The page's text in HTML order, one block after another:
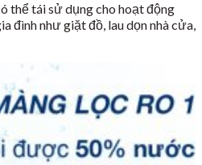
thể tái sử dụng cho hoạt động
đình như giặt đồ, lau dọn nhà cửa,